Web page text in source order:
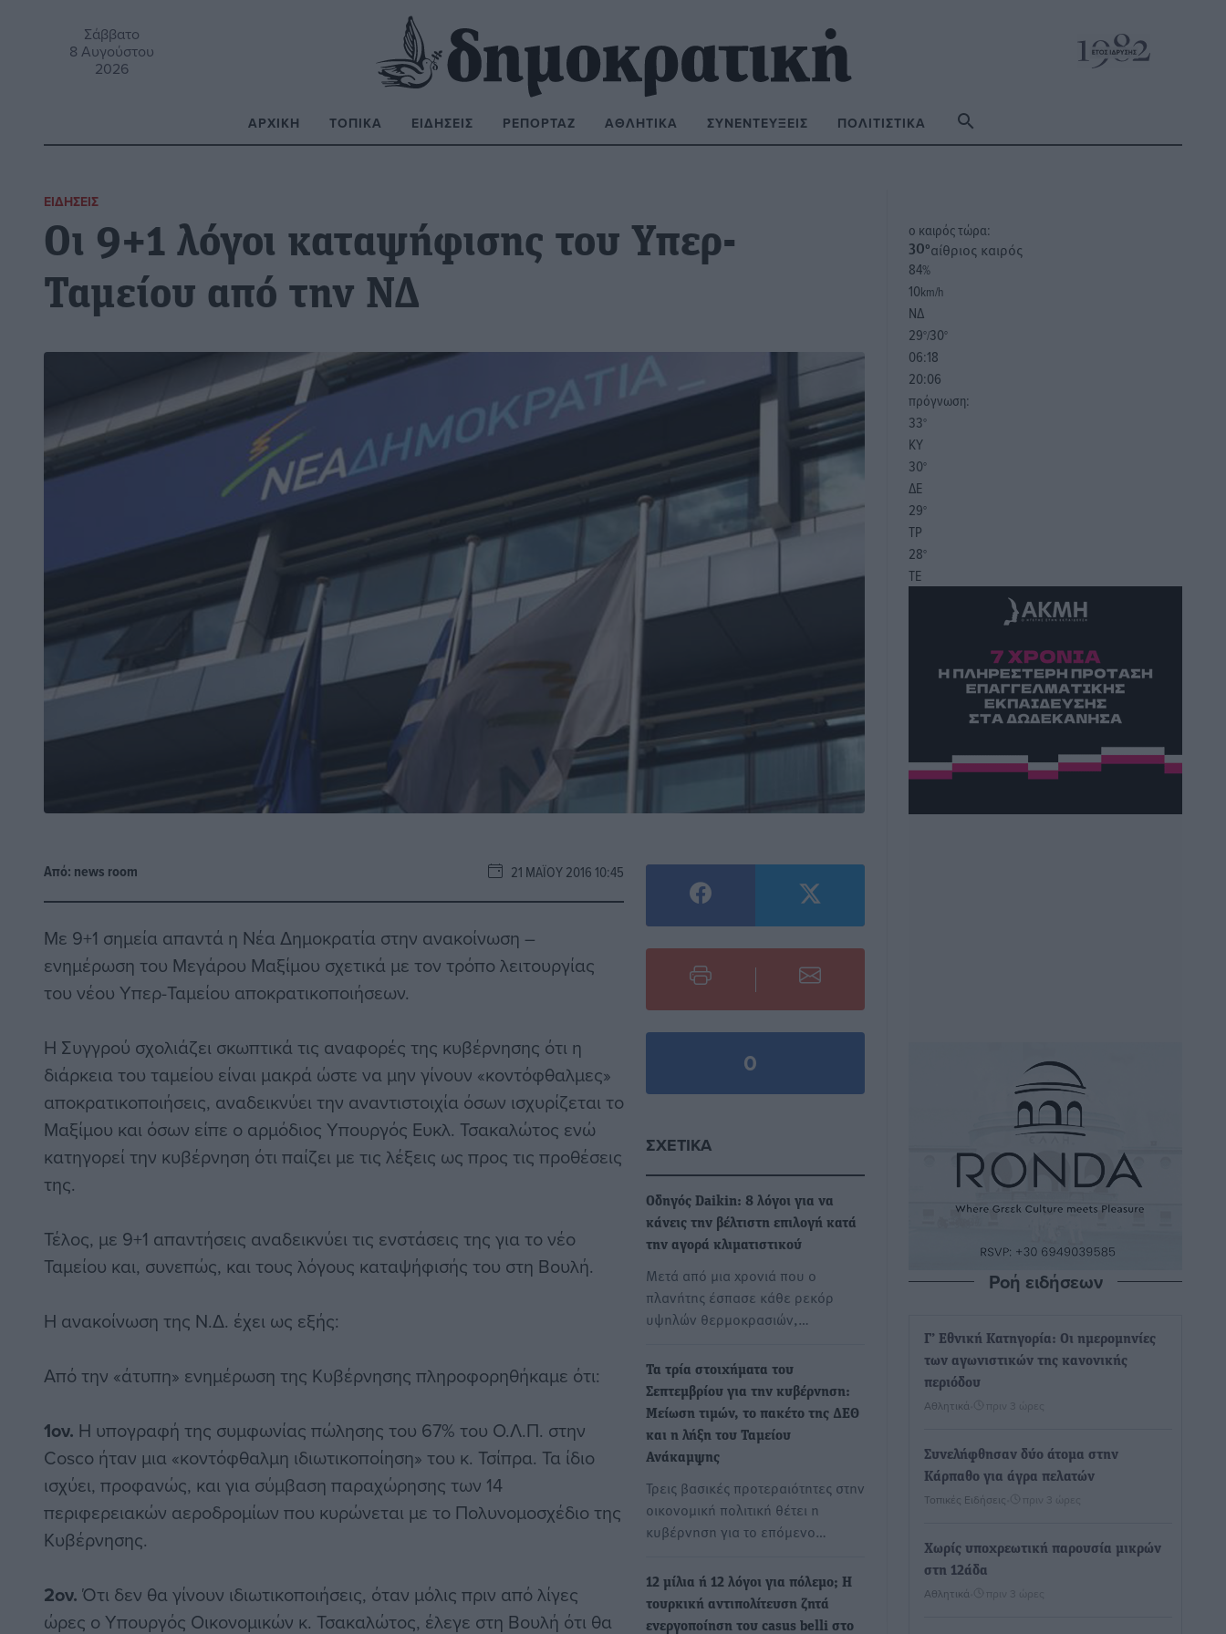
Σάββατο
8 Αυγούστου
2026
ΑΡΧΙΚΉ ΤΟΠΙΚΆ ΕΙΔΉΣΕΙΣ ΡΕΠΟΡΤΆΖ ΑΘΛΗΤΙΚΆ ΣΥΝΕΝΤΕΎΞΕΙΣ ΠΟΛΙΤΙΣΤΙΚΆ
ΕΙΔΉΣΕΙΣ
Οι 9+1 λόγοι καταψήφισης του Υπερ-
Ταμείου από την ΝΔ
Από: news room 21 ΜΑΪ́ΟΥ 2016 10:45
Με 9+1 σημεία απαντά η Νέα Δημοκρατία στην ανακοίνωση –
ενημέρωση του Μεγάρου Μαξίμου σχετικά με τον τρόπο λειτουργίας
του νέου Υπερ-Ταμείου αποκρατικοποιήσεων.
Η Συγγρού σχολιάζει σκωπτικά τις αναφορές της κυβέρνησης ότι η
διάρκεια του ταμείου είναι μακρά ώστε να μην γίνουν «κοντόφθαλμες»
αποκρατικοποιήσεις, αναδεικνύει την αναντιστοιχία όσων ισχυρίζεται το
Μαξίμου και όσων είπε ο αρμόδιος Υπουργός Ευκλ. Τσακαλώτος ενώ
κατηγορεί την κυβέρνηση ότι παίζει με τις λέξεις ως προς τις προθέσεις
της.
Τέλος, με 9+1 απαντήσεις αναδεικνύει τις ενστάσεις της για το νέο
Ταμείου και, συνεπώς, και τους λόγους καταψήφισής του στη Βουλή.
Η ανακοίνωση της Ν.Δ. έχει ως εξής:
Από την «άτυπη» ενημέρωση της Κυβέρνησης πληροφορηθήκαμε ότι:
1ον. Η υπογραφή της συμφωνίας πώλησης του 67% του Ο.Λ.Π. στην
Cosco ήταν μια «κοντόφθαλμη ιδιωτικοποίηση» του κ. Τσίπρα. Τα ίδιο
ισχύει, προφανώς, και για σύμβαση παραχώρησης των 14
περιφερειακών αεροδρομίων που κυρώνεται με το Πολυνομοσχέδιο της
Κυβέρνησης.
2ον. Ότι δεν θα γίνουν ιδιωτικοποιήσεις, όταν μόλις πριν από λίγες
ώρες ο Υπουργός Οικονομικών κ. Τσακαλώτος, έλεγε στη Βουλή ότι θα
0
ΣΧΕΤΙΚΆ
Οδηγός Daikin: 8 λόγοι για να
κάνεις την βέλτιστη επιλογή κατά
την αγορά κλιματιστικού
Μετά από μια χρονιά που ο
πλανήτης έσπασε κάθε ρεκόρ
υψηλών θερμοκρασιών,…
Τα τρία στοιχήματα του
Σεπτεμβρίου για την κυβέρνηση:
Mείωση τιμών, το πακέτο της ΔΕΘ
και η λήξη του Ταμείου
Ανάκαμψης
Τρεις βασικές προτεραιότητες στην
οικονομική πολιτική θέτει η
κυβέρνηση για το επόμενο…
12 μίλια ή 12 λόγοι για πόλεμο; Η
τουρκική αντιπολίτευση ζητά
ενεργοποίηση του casus belli στο
o καιρός τώρα:
30°αίθριος καιρός
84%
10km/h
ΝΔ
29°/30°
06:18
20:06
πρόγνωση:
33°
ΚΥ
30°
ΔΕ
29°
ΤΡ
28°
ΤΕ
Ροή ειδήσεων
Γ’ Εθνική Κατηγορία: Οι ημερομηνίες
των αγωνιστικών της κανονικής
περιόδου
Αθλητικά πριν 3 ώρες
Συνελήφθησαν δύο άτομα στην
Κάρπαθο για άγρα πελατών
Τοπικές Ειδήσεις πριν 3 ώρες
Χωρίς υποχρεωτική παρουσία μικρών
στη 12άδα
Αθλητικά πριν 3 ώρες